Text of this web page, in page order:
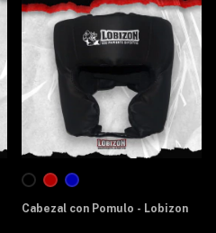
Cabezal con Pomulo - Lobizon